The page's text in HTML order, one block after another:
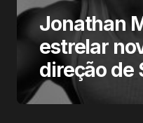
Jonathan
estrelar
direção de